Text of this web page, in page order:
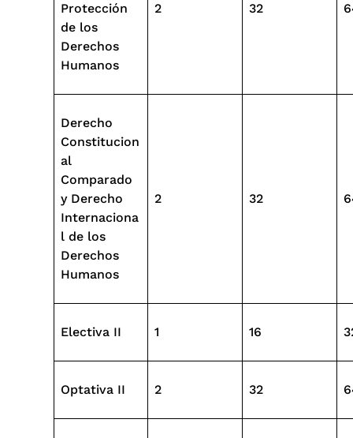
Protección
de los
Derechos
Humanos
2 32
Derecho
Constitucion
al
Comparado
y Derecho
Internaciona
l de los
Derechos
Humanos
2 32
Electiva II 1 16
Optativa II 2 32